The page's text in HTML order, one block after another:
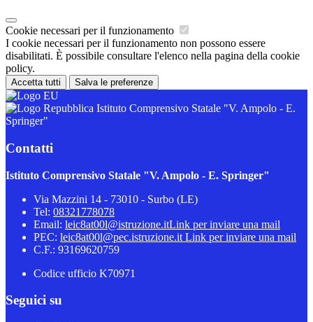
Cookie necessari per il funzionamento
I cookie necessari per il funzionamento non possono essere
disabilitati. È possibile consultare l'elenco nella pagina della cookie
policy.
Accetta tutti Salva le preferenze
Istituto Comprensivo Statale "V. Ampolo - E.
Springer"
Contatti
Istituto Comprensivo Statale "V. Ampolo - E. Springer"
Via Mazzini 14 - 73010 - Surbo (LE)
Tel: 08321778078
Email: leic8at00l@istruzione.itLink per inviare una mail
PEC: leic8at00l@pec.istruzione.it Link per inviare una mail
C.F.: 93169620759
Codice ufficio K70971
Seguici su